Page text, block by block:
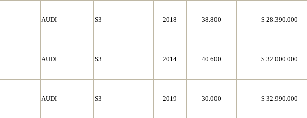
AUDI S3 2018 38.800 $ 28.390.000
AUDI S3 2014 40.600 $ 32.000.000
AUDI S3 2019 30.000 $ 32.990.000